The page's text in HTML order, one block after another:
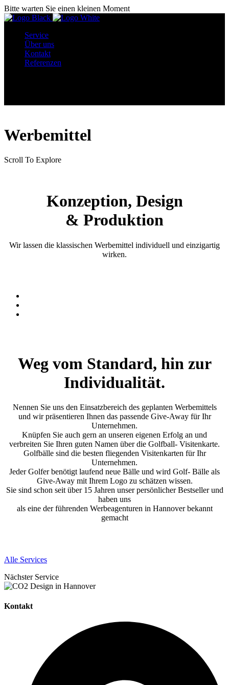
Bitte warten Sie einen kleinen Moment
Service
Über uns
Kontakt
Referenzen
Werbemittel
Scroll To Explore
Konzeption, Design
& Produktion
Wir lassen die klassischen Werbemittel individuell und einzigartig
wirken.
Weg vom Standard, hin zur
Individualität.
Nennen Sie uns den Einsatzbereich des geplanten Werbemittels
und wir präsentieren Ihnen das passende Give-Away für Ihr
Unternehmen.
Knüpfen Sie auch gern an unseren eigenen Erfolg an und
verbreiten Sie Ihren guten Namen über die Golfball- Visitenkarte.
Golfbälle sind die besten fliegenden Visitenkarten für Ihr
Unternehmen.
Jeder Golfer benötigt laufend neue Bälle und wird Golf- Bälle als
Give-Away mit Ihrem Logo zu schätzen wissen.
Sie sind schon seit über 15 Jahren unser persönlicher Bestseller und
haben uns
als eine der führenden Werbeagenturen in Hannover bekannt
gemacht
Alle Services
Nächster Service
Kontakt